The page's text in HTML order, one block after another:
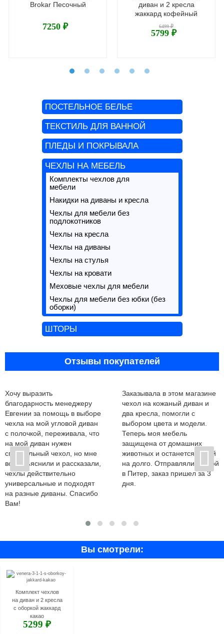
ПОСТЕЛЬНОЕ БЕЛЬЕ
ТЕКСТИЛЬ ДЛЯ ВАННОЙ
ПЛЕДЫ И ПОКРЫВАЛА
ЧЕХЛЫ НА МЕБЕЛЬ
Комплекты чехлов для
мебели
Накидки на диваны и кресла
Чехлы для мебели без
подлокотников
Чехлы на кресла
Чехлы на диваны
Чехлы на стулья
Чехлы на кровати
Меховые чехлы для мебели
Чехлы для мебели без юбки (без
оборки)
ШТОРЫ
Brokar Песочный
7250 ₽
диван и 2 кресла
жаккард кофейный
6499 ₽
5799 ₽
Отзывы покупателей
Хочу выразить
благодарность менеджеру
Евгении за помощь в выборе
чехла на мой угловой диван
с полочкой, переживала, что
на мой диван нужен
специальный чехол, но мне
все объяснили и рассказали,
чехлы действительно
универсальные и подходят
на разные диваны. Спасибо
Вам!
Заказывала в этом магазине
чехол на кожаный диван и
два кресла, помогли с
выбором цвета и модели.
Теперь моя мебель
защищена от домашних
животных и останется новой
на долго. Отправляли почтой
в Питер, заказ пришел за 3
дня.
Вы смотрели:
Комплект чехлов
на диван и 2 кресла
с оборкой жаккард
какао
5299 ₽